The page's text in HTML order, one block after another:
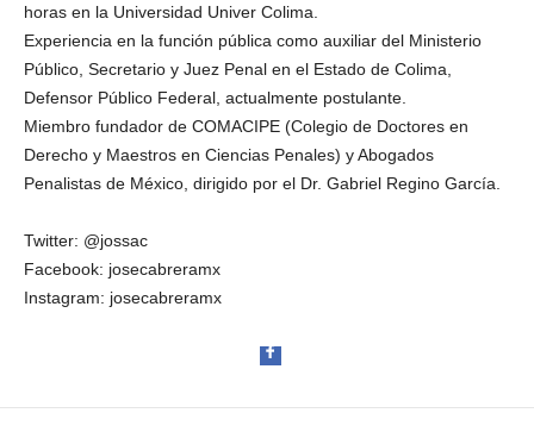
horas en la Universidad Univer Colima.
Experiencia en la función pública como auxiliar del Ministerio
Público, Secretario y Juez Penal en el Estado de Colima,
Defensor Público Federal, actualmente postulante.
Miembro fundador de COMACIPE (Colegio de Doctores en
Derecho y Maestros en Ciencias Penales) y Abogados
Penalistas de México, dirigido por el Dr. Gabriel Regino García.
Twitter: @jossac
Facebook: josecabreramx
Instagram: josecabreramx